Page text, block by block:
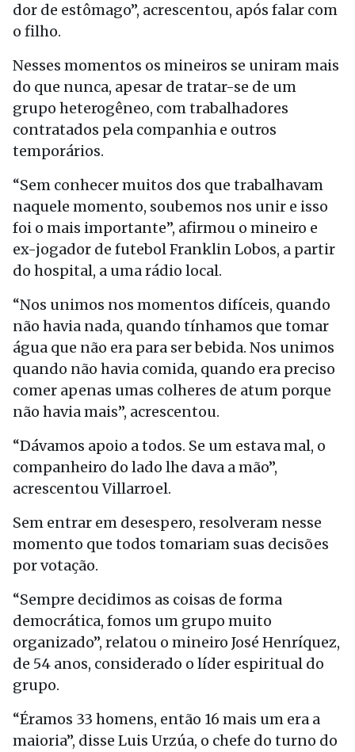
dor de estômago”, acrescentou, após falar com
o filho.
Nesses momentos os mineiros se uniram mais
do que nunca, apesar de tratar-se de um
grupo heterogêneo, com trabalhadores
contratados pela companhia e outros
temporários.
“Sem conhecer muitos dos que trabalhavam
naquele momento, soubemos nos unir e isso
foi o mais importante”, afirmou o mineiro e
ex-jogador de futebol Franklin Lobos, a partir
do hospital, a uma rádio local.
“Nos unimos nos momentos difíceis, quando
não havia nada, quando tínhamos que tomar
água que não era para ser bebida. Nos unimos
quando não havia comida, quando era preciso
comer apenas umas colheres de atum porque
não havia mais”, acrescentou.
“Dávamos apoio a todos. Se um estava mal, o
companheiro do lado lhe dava a mão”,
acrescentou Villarroel.
Sem entrar em desespero, resolveram nesse
momento que todos tomariam suas decisões
por votação.
“Sempre decidimos as coisas de forma
democrática, fomos um grupo muito
organizado”, relatou o mineiro José Henríquez,
de 54 anos, considerado o líder espiritual do
grupo.
“Éramos 33 homens, então 16 mais um era a
maioria”, disse Luis Urzúa, o chefe do turno do